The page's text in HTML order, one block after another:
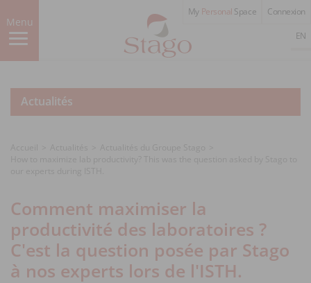
au
contenu
principal
Menu
My Personal Space Connexion
EN
Actualités
Comment maximiser la
productivité des laboratoires ?
C'est la question posée par Stago
à nos experts lors de l'ISTH.